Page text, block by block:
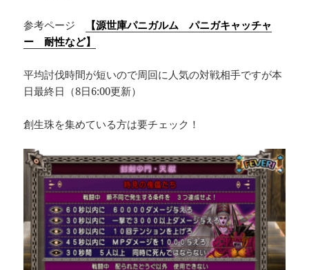
参考ページ
【源世庫パニガルム パニガキャッチャ
ー 耐性など】
平均討伐時間が短いので周回に人気の対戦相手ですが本
日最終日（8日6:00更新）
創生珠を集めている方は要チェック！